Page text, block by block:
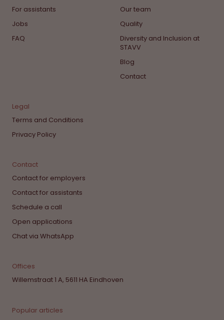
For assistants
Jobs
FAQ
Our team
Quality
Diversity and Inclusion at
STAVV
Blog
Contact
Legal
Terms and Conditions
Privacy Policy
Contact
Contact for employers
Contact for assistants
Schedule a call
Open applications
Chat via WhatsApp
Offices
Willemstraat 1 A, 5611 HA Eindhoven
Popular articles